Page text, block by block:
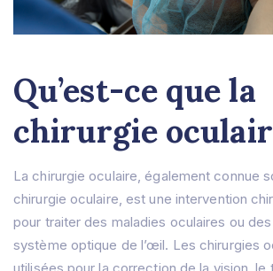
Qu’est-ce que la
chirurgie
La chirurgie oculaire, également connue
chirurgie oculaire, est une intervention
pour traiter des maladies oculaires ou
système optique de l’œil. Les chirurgies